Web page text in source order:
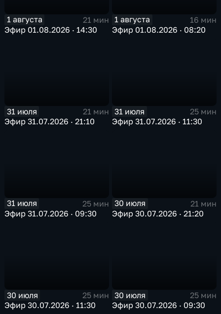
1 августа
21 мин
Эфир 01.08.2026 · 14:30
1 августа
16 мин
Эфир 01.08.2026 · 08:20
31 июля
21 мин
Эфир 31.07.2026 · 21:10
31 июля
25 мин
Эфир 31.07.2026 · 11:30
31 июля
25 мин
Эфир 31.07.2026 · 09:30
30 июля
21 мин
Эфир 30.07.2026 · 21:20
30 июля
25 мин
Эфир 30.07.2026 · 11:30
30 июля
25 мин
Эфир 30.07.2026 · 09:30